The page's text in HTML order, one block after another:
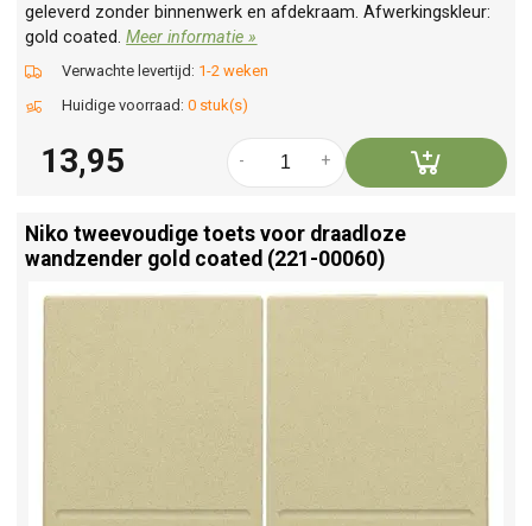
geleverd zonder binnenwerk en afdekraam. Afwerkingskleur:
gold coated.Meer informatie »
Verwachte levertijd: 1-2 weken
Huidige voorraad: 0 stuk(s)
13,95 +
-
Niko tweevoudige toets voor draadloze
wandzender gold coated (221-00060)